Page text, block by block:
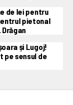
de lei pentru
pietonal
și Lugoj!
sensul de